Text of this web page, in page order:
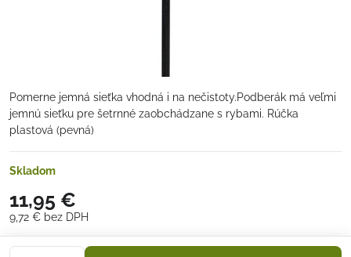
Pomerne jemná sieťka vhodná i na nečistoty.Podberák má veľmi
jemnú sieťku pre šetrnné zaobchádzane s rybami. Rúčka
plastová (pevná)
Skladom
11,95 €
9,72 € bez DPH